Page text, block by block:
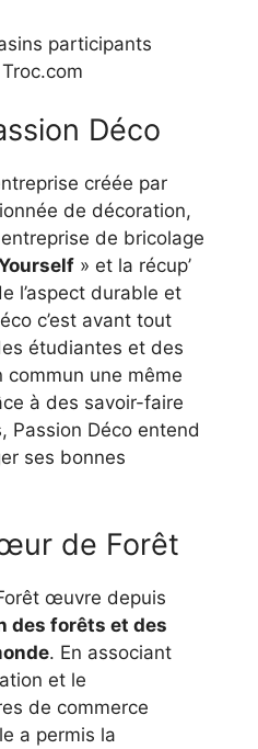
participants
Déco
créée par
de décoration,
de bricolage
» et la récup’
l’aspect durable et
c’est avant tout
étudiantes et des
une même
à des savoir-faire
Passion Déco entend
ses bonnes
de Forêt
œuvre depuis
des forêts et des
. En associant
et le
de commerce
a permis la